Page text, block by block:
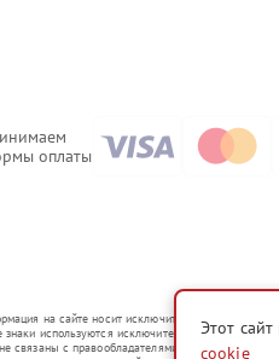
оплаты
на сайте носит исключительно справочный
знаки используются исключительно для
связаны с правообладателями товарных знаков
Этот
cookie